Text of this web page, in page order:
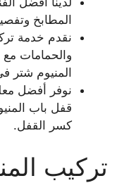
المطابخ
نقدم خدمة
والحمامات مع
المنيوم شتر
نوفر أفضل
قفل باب
كسر القفل.
تركيب